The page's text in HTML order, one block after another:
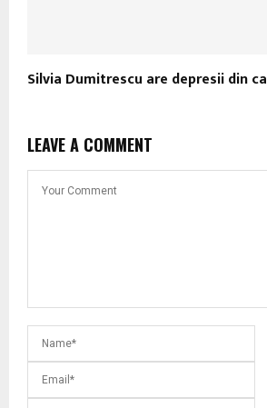
Silvia Dumitrescu are depresii din
LEAVE A COMMENT